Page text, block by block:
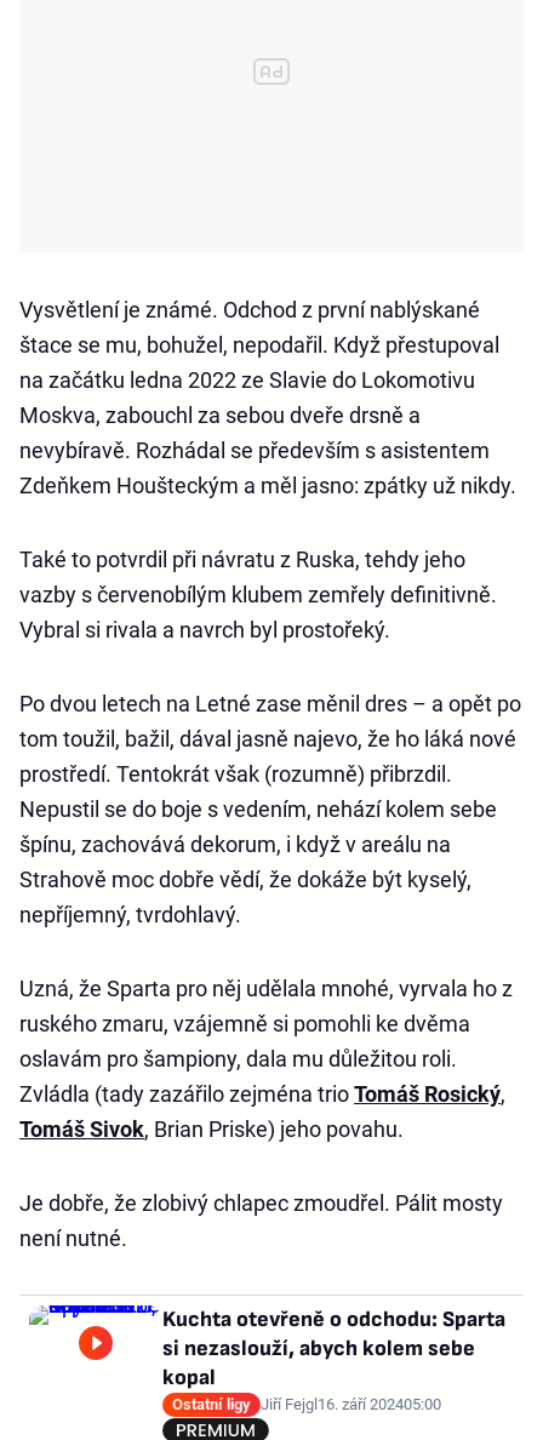
Vysvětlení je známé. Odchod z první nablýskané
štace se mu, bohužel, nepodařil. Když přestupoval
na začátku ledna 2022 ze Slavie do Lokomotivu
Moskva, zabouchl za sebou dveře drsně a
nevybíravě. Rozhádal se především s asistentem
Zdeňkem Houšteckým a měl jasno: zpátky už nikdy.
Také to potvrdil při návratu z Ruska, tehdy jeho
vazby s červenobílým klubem zemřely definitivně.
Vybral si rivala a navrch byl prostořeký.
Po dvou letech na Letné zase měnil dres – a opět po
tom toužil, bažil, dával jasně najevo, že ho láká nové
prostředí. Tentokrát však (rozumně) přibrzdil.
Nepustil se do boje s vedením, nehází kolem sebe
špínu, zachovává dekorum, i když v areálu na
Strahově moc dobře vědí, že dokáže být kyselý,
nepříjemný, tvrdohlavý.
Uzná, že Sparta pro něj udělala mnohé, vyrvala ho z
ruského zmaru, vzájemně si pomohli ke dvěma
oslavám pro šampiony, dala mu důležitou roli.
Zvládla (tady zazářilo zejména trioTomáš Rosický,
Tomáš Sivok, Brian Priske) jeho povahu.
Je dobře, že zlobivý chlapec zmoudřel. Pálit mosty
není nutné.
Kuchta otevřeně o odchodu: Sparta
si nezaslouží, abych kolem sebe
kopal
Ostatní ligy Jiří Fejgl 16. září 202405:00